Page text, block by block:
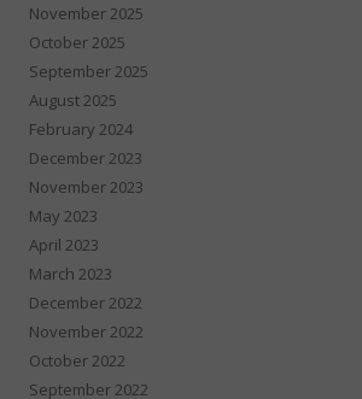
November 2025
October 2025
September 2025
August 2025
February 2024
December 2023
November 2023
May 2023
April 2023
March 2023
December 2022
November 2022
October 2022
September 2022